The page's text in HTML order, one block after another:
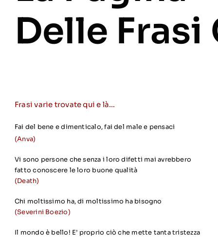
Delle
Frasi varie trovate qui e là…
Fai del bene e dimenticalo, fai del male e pensaci
(Anva)
Vi sono persone che senza i loro difetti mai avrebbero
fatto conoscere le loro buone qualità
(Death)
Chi moltissimo ha, di moltissimo ha bisogno
(Severini Boezio)
Il mondo è bello! E’ proprio ciò che mette tanta tristezza